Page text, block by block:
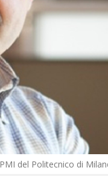
del Politecnico di
Digital